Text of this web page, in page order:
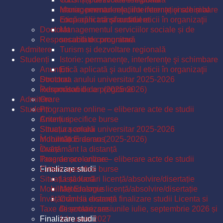
Istorie: permanenţe, interferenţe şi schimbare
Etică aplicată şi auditul eticii în organizaţii
Doctorat
Responsabili de programe
Admitere
Studenți
Anunțuri
Structura anului universitar 2025-2026
Îndrumători de an (2025-2026)
Orare
Programare online – eliberare acte de studii
Criterii specifice burse
Situația școlară
Mobilități Erasmus
Învățământ la distanță
Taxe de școlarizare
Finalizare studii
Listă lucrări licență/absolvire/disertație
Metodologie licență/absolvire/disertație
Comisii examen finalizare studii Licenta si
Disertatie, sesiunile iulie, septembrie 2026 și
februarie 2027
Managementul relațiilor internaționale și al
cooperării transfrontaliere
Managementul serviciilor sociale și de
securitate comunitară
Turism și dezvoltare regională
Istorie: permanenţe, interferenţe şi schimbare
Etică aplicată şi auditul eticii în organizaţii
Doctorat
Responsabili de programe
Admitere
Studenți
Anunțuri
Structura anului universitar 2025-2026
Îndrumători de an (2025-2026)
Orare
Programare online – eliberare acte de studii
Criterii specifice burse
Situația școlară
Mobilități Erasmus
Învățământ la distanță
Taxe de școlarizare
Finalizare studii